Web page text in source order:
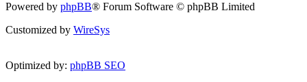
Powered by phpBB® Forum Software © phpBB Limited
Customized by WireSys
Optimized by: phpBB SEO